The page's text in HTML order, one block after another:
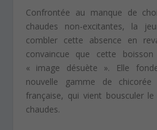
Confrontée au manque de
chaudes non-excitantes, la
combler cette absence en
convaincue que cette
« image désuète ». Elle
nouvelle gamme de
française, qui vient bousculer
chaudes.